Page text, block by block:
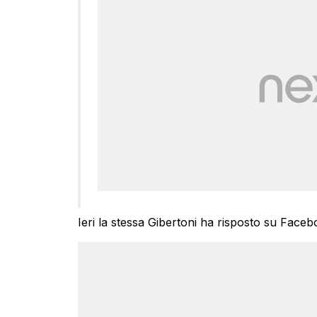
Ieri la stessa Gibertoni ha risposto su